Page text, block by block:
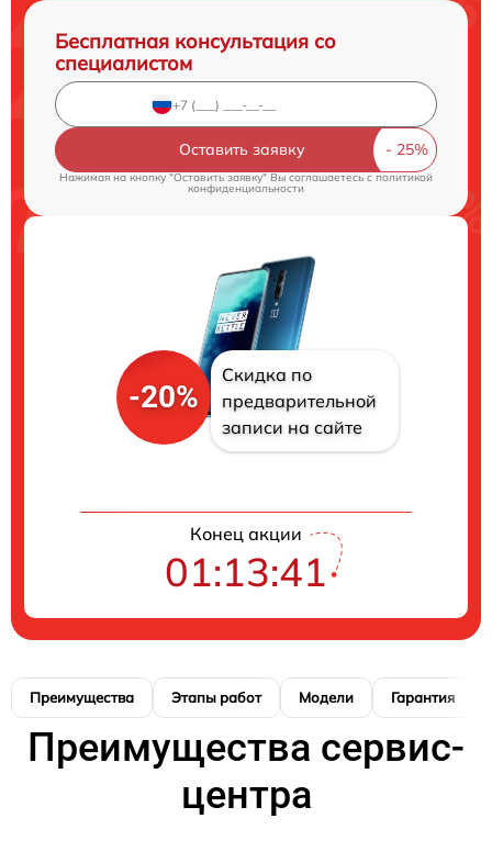
Бесплатная консультация со
специалистом
Оставить заявку
Нажимая на кнопку "Оставить заявку" Вы соглашаетесь c политикой
конфиденциальности
-20%
Скидка по
предварительной
записи на сайте
Конец акции
01:13:40
Преимущества Этапы работ Модели Гарантия
Преимущества сервис-
центра